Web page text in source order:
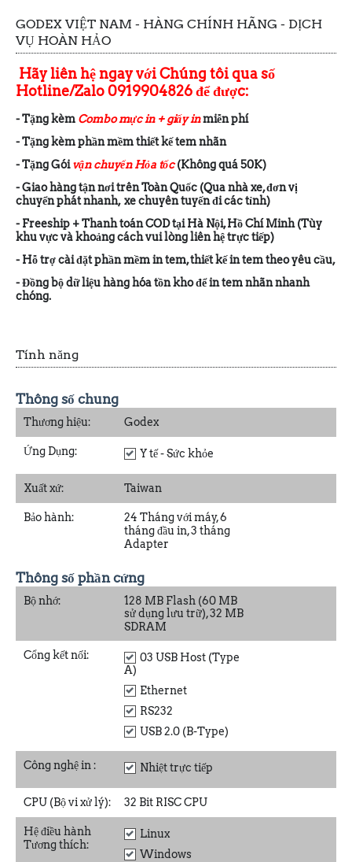
GODEX VIỆT NAM - HÀNG CHÍNH HÃNG - DỊCH
VỤ HOÀN HẢO
Hãy liên hệ ngay với Chúng tôi qua số
Hotline/Zalo 0919904826 để được:
- Tặng kèm Combo mực in + giấy inmiễn phí
- Tặng kèm phần mềm thiết kế tem nhãn
- Tặng Góivận chuyển Hỏa tốc(Không quá 50K)
- Giao hàng tận nơi trên Toàn Quốc (Qua nhà xe, đơn vị
chuyển phát nhanh, xe chuyên tuyến đi các tỉnh)
- Freeship + Thanh toán COD tại Hà Nội, Hồ Chí Minh (Tùy
khu vực và khoảng cách vui lòng liên hệ trực tiếp)
- Hỗ trợ cài đặt phần mềm in tem, thiết kế in tem theo yêu cầu,
- Đồng bộ dữ liệu hàng hóa tồn kho để in tem nhãn nhanh
chóng.
Tính năng
Thông số chung
Thương hiệu: Godex
Ứng Dụng: Y tế - Sức khỏe
Xuất xứ: Taiwan
Bảo hành:
24 Tháng với máy, 6
tháng đầu in, 3 tháng
Adapter
Thông số phần cứng
Bộ nhớ:
128 MB Flash (60 MB
sử dụng lưu trữ), 32 MB
SDRAM
Cổng kết nối:
03 USB Host (Type
A)
Ethernet
RS232
USB 2.0 (B-Type)
Công nghệ in : Nhiệt trực tiếp
CPU (Bộ vi xử lý): 32 Bit RISC CPU
Hệ điều hành
Tương thích:
Linux
Windows